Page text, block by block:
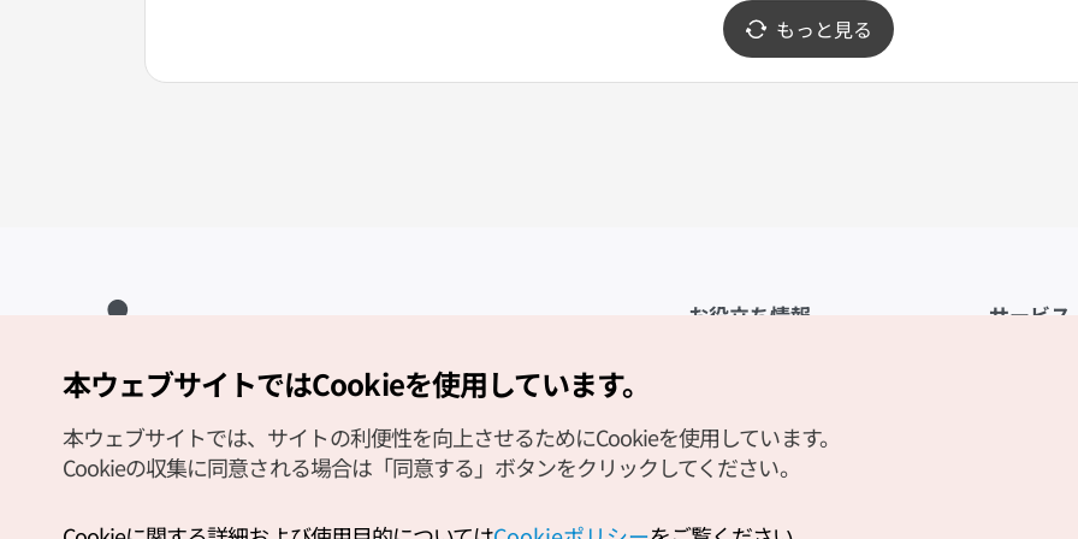
もっと見る
お役立ち情報
観光資料ダウンロード
デジタルブック／電子書籍
サービス
Copyright (c) Korea Tourism Organization All Rights Reserved.
サイトエラー報告
公式メール
本ウェブサイトではCookieを使用しています。
本ウェブサイトでは、サイトの利便性を向上させるためにCookieを使用しています。
Cookieの収集に同意される場合は「同意する」ボタンをクリックしてください。